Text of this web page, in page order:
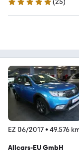
4.9 Sterne
EZ 06/2017• 49.576
Allcars-EU GmbH